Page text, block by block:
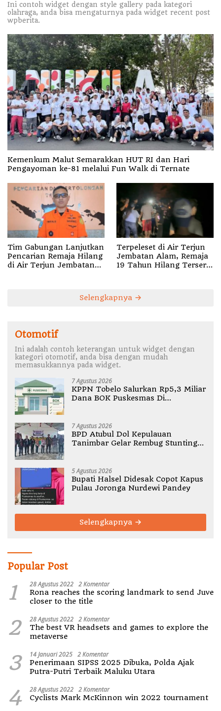
Ini contoh widget dengan style gallery pada kategori
olahraga, anda bisa mengaturnya pada widget recent post
wpberita.
Kemenkum Malut Semarakkan HUT RI dan Hari
Pengayoman ke-81 melalui Fun Walk di Ternate
Tim Gabungan Lanjutkan
Pencarian Remaja Hilang
di Air Terjun Jembatan
Terpeleset di Air Terjun
Jembatan Alam, Remaja
19 Tahun Hilang Terseret
Selengkapnya
Otomotif
Ini adalah contoh keterangan untuk widget dengan
kategori otomotif, anda bisa dengan mudah
memasukkannya pada widget.
7 Agustus 2026
KPPN Tobelo Salurkan Rp5,3 Miliar
Dana BOK Puskesmas Di
7 Agustus 2026
BPD Atubul Dol Kepulauan
Tanimbar Gelar Rembug Stunting
5 Agustus 2026
Bupati Halsel Didesak Copot Kapus
Pulau Joronga Nurdewi Pandey
Selengkapnya
Popular Post
1 28 Agustus 2022 2 Komentar
Rona reaches the scoring landmark to send Juve
closer to the title
2 28 Agustus 2022 2 Komentar
The best VR headsets and games to explore the
metaverse
3 14 Januari 2025 2 Komentar
Penerimaan SIPSS 2025 Dibuka, Polda Ajak
Putra-Putri Terbaik Maluku Utara
4 28 Agustus 2022 2 Komentar
Cyclists Mark McKinnon win 2022 tournament